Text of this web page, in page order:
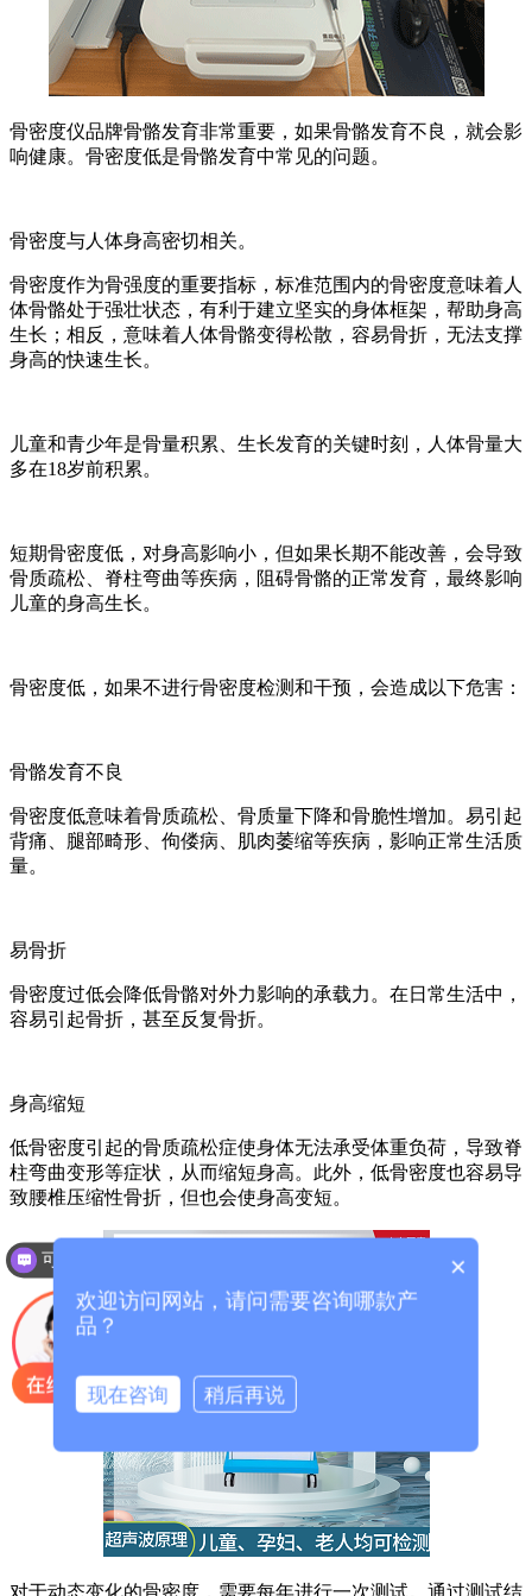
骨密度仪品牌骨骼发育非常重要，如果骨骼发育不良，就会影
响健康。骨密度低是骨骼发育中常见的问题。
骨密度与人体身高密切相关。
骨密度作为骨强度的重要指标，标准范围内的骨密度意味着人
体骨骼处于强壮状态，有利于建立坚实的身体框架，帮助身高
生长；相反，意味着人体骨骼变得松散，容易骨折，无法支撑
身高的快速生长。
儿童和青少年是骨量积累、生长发育的关键时刻，人体骨量大
多在18岁前积累。
短期骨密度低，对身高影响小，但如果长期不能改善，会导致
骨质疏松、脊柱弯曲等疾病，阻碍骨骼的正常发育，最终影响
儿童的身高生长。
骨密度低，如果不进行骨密度检测和干预，会造成以下危害：
骨骼发育不良
骨密度低意味着骨质疏松、骨质量下降和骨脆性增加。易引起
背痛、腿部畸形、佝偻病、肌肉萎缩等疾病，影响正常生活质
量。
易骨折
骨密度过低会降低骨骼对外力影响的承载力。在日常生活中，
容易引起骨折，甚至反复骨折。
身高缩短
低骨密度引起的骨质疏松症使身体无法承受体重负荷，导致脊
柱弯曲变形等症状，从而缩短身高。此外，低骨密度也容易导
致腰椎压缩性骨折，但也会使身高变短。
×
欢迎访问网站，请问需要咨询哪款产
品？
现在咨询 稍后再说